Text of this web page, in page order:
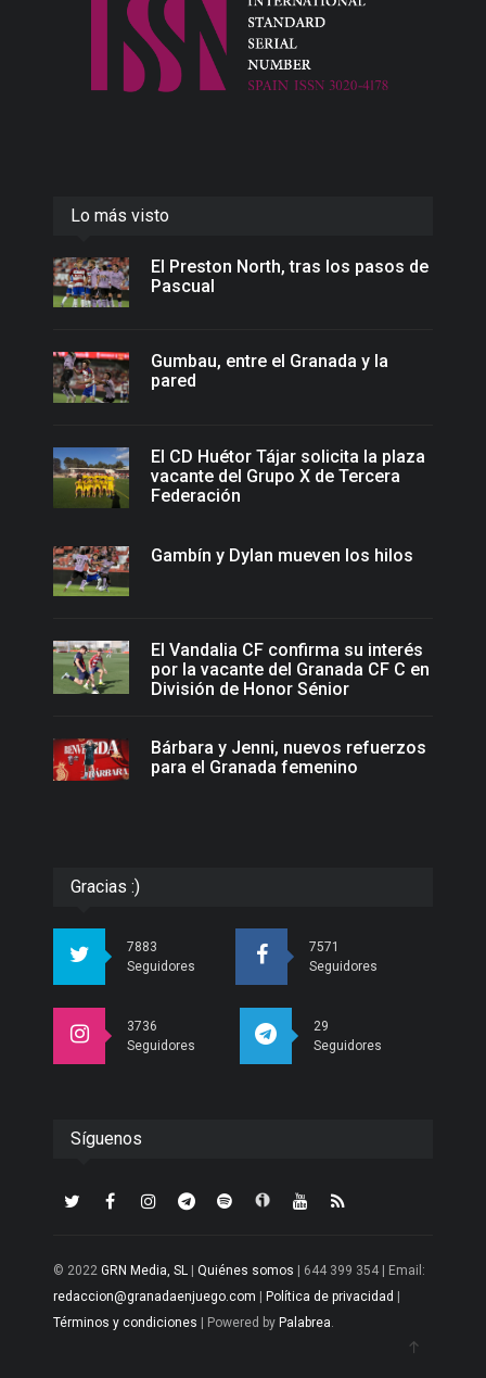
Lo más visto
El Preston North, tras los pasos de
Pascual
Gumbau, entre el Granada y la
pared
El CD Huétor Tájar solicita la plaza
vacante del Grupo X de Tercera
Federación
Gambín y Dylan mueven los hilos
El Vandalia CF confirma su interés
por la vacante del Granada CF C en
División de Honor Sénior
Bárbara y Jenni, nuevos refuerzos
para el Granada femenino
Gracias :)
7883
Seguidores
7571
Seguidores
3736
Seguidores
29
Seguidores
Síguenos
© 2022 GRN Media, SL Quiénes somos | 644 399 354 | Email:
redaccion@granadaenjuego.com
Política de privacidad
Términos y condiciones | Powered by Palabrea.